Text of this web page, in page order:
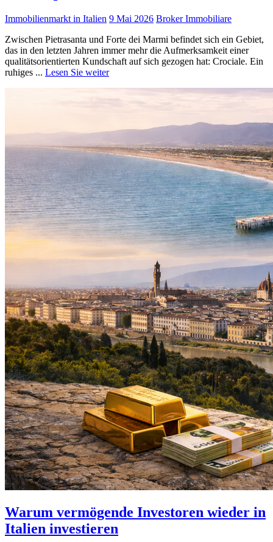
Immobilienmarkt in Italien 9 Mai 2026 Broker Immobiliare
Zwischen Pietrasanta und Forte dei Marmi befindet sich ein Gebiet,
das in den letzten Jahren immer mehr die Aufmerksamkeit einer
qualitätsorientierten Kundschaft auf sich gezogen hat: Crociale. Ein
ruhiges ... Lesen Sie weiter
Warum vermögende Investoren wieder in
Italien investieren